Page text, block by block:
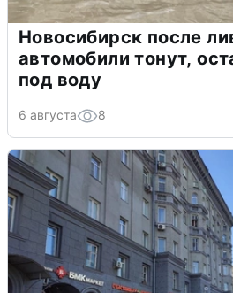
Новосибирск после
автомобили тонут,
под воду
6 августа 8